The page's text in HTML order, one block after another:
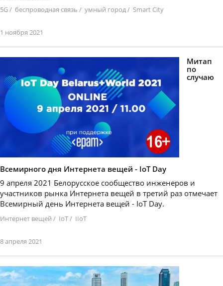
5G/ беспроводная связь / умный город/ Smart City
1 ноября 2021
Митап
по
случаю
Всемирного дня Интернета вещей - IoT Day
9 апреля 2021 Белорусское сообщество инженеров и
участников рынка Интернета вещей в третий раз отмечает
Всемирный день Интернета вещей - IoT Day.
Интернет вещей / IoT/ IIoT
8 апреля 2021